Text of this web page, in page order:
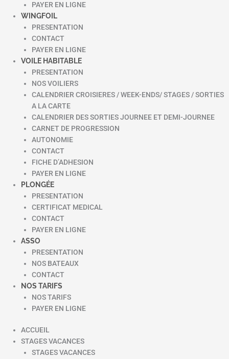
PAYER EN LIGNE
WINGFOIL
PRESENTATION
CONTACT
PAYER EN LIGNE
VOILE HABITABLE
PRESENTATION
NOS VOILIERS
CALENDRIER CROISIERES / WEEK-ENDS/ STAGES / SORTIES
A LA CARTE
CALENDRIER DES SORTIES JOURNEE ET DEMI-JOURNEE
CARNET DE PROGRESSION
AUTONOMIE
CONTACT
FICHE D’ADHESION
PAYER EN LIGNE
PLONGÉE
PRESENTATION
CERTIFICAT MEDICAL
CONTACT
PAYER EN LIGNE
ASSO
PRESENTATION
NOS BATEAUX
CONTACT
NOS TARIFS
NOS TARIFS
PAYER EN LIGNE
ACCUEIL
STAGES VACANCES
STAGES VACANCES